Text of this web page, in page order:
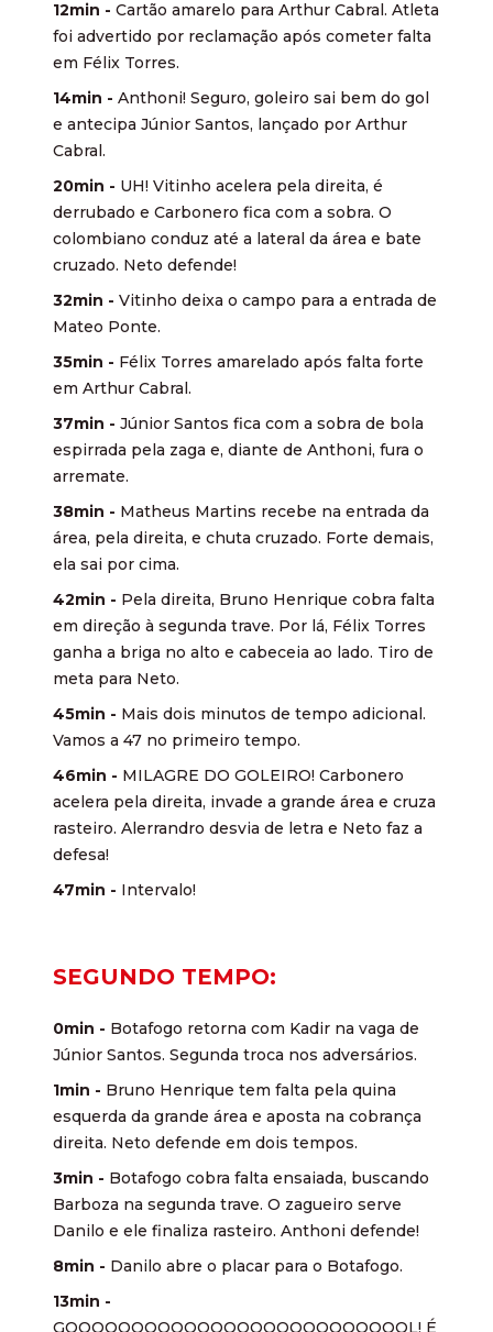
12min - Cartão amarelo para Arthur Cabral. Atleta
foi advertido por reclamação após cometer falta
em Félix Torres.
14min - Anthoni! Seguro, goleiro sai bem do gol
e antecipa Júnior Santos, lançado por Arthur
Cabral.
20min - UH! Vitinho acelera pela direita, é
derrubado e Carbonero fica com a sobra. O
colombiano conduz até a lateral da área e bate
cruzado. Neto defende!
32min - Vitinho deixa o campo para a entrada de
Mateo Ponte.
35min - Félix Torres amarelado após falta forte
em Arthur Cabral.
37min - Júnior Santos fica com a sobra de bola
espirrada pela zaga e, diante de Anthoni, fura o
arremate.
38min - Matheus Martins recebe na entrada da
área, pela direita, e chuta cruzado. Forte demais,
ela sai por cima.
42min - Pela direita, Bruno Henrique cobra falta
em direção à segunda trave. Por lá, Félix Torres
ganha a briga no alto e cabeceia ao lado. Tiro de
meta para Neto.
45min - Mais dois minutos de tempo adicional.
Vamos a 47 no primeiro tempo.
46min - MILAGRE DO GOLEIRO! Carbonero
acelera pela direita, invade a grande área e cruza
rasteiro. Alerrandro desvia de letra e Neto faz a
defesa!
47min - Intervalo!
SEGUNDO TEMPO:
0min - Botafogo retorna com Kadir na vaga de
Júnior Santos. Segunda troca nos adversários.
1min - Bruno Henrique tem falta pela quina
esquerda da grande área e aposta na cobrança
direita. Neto defende em dois tempos.
3min - Botafogo cobra falta ensaiada, buscando
Barboza na segunda trave. O zagueiro serve
Danilo e ele finaliza rasteiro. Anthoni defende!
8min - Danilo abre o placar para o Botafogo.
13min -
GOOOOOOOOOOOOOOOOOOOOOOOOOOL! É